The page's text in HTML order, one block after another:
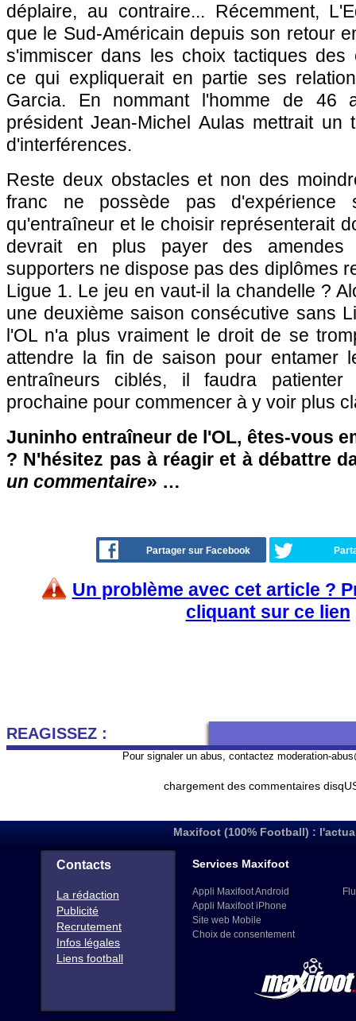
déplaire, au contraire... Récemment,
que le Sud-Américain depuis son retour
s'immiscer dans les choix tactiques des
ce qui expliquerait en partie ses
Garcia. En nommant l'homme de
président Jean-Michel Aulas mettrait un
d'interférences.
Reste deux obstacles et non des
franc ne possède pas d'expérience
qu'entraîneur et le choisir représenterait
devrait en plus payer des amendes
supporters ne dispose pas des diplômes
Ligue 1. Le jeu en vaut-il la chandelle ?
une deuxième saison consécutive sans
l'OL n'a plus vraiment le droit de se
attendre la fin de saison pour entamer
entraîneurs ciblés, il faudra
prochaine pour commencer à y voir plus
Juninho entraîneur de l'OL, êtes-vous
? N'hésitez pas à réagir et à débattre
un commentaire» …
Partager sur Facebook
Un problème avec cet article ?
cliquant sur ce lien
REAGISSEZ :
Pour signaler un abus, contactez moderation-
chargement des commentaires
Maxifoot (100% Football) :
Contacts
La rédaction
Publicité
Recrutement
Infos légales
Liens football
Services Maxifoot
Appli Maxifoot Android
Appli Maxifoot iPhone
Site web Mobile
Choix de consentement